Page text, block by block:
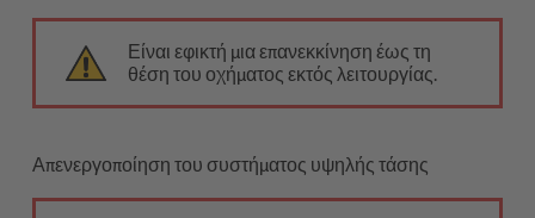
Είναι εφικτή μια επανεκκίνηση έως τη
θέση του οχήματος εκτός λειτουργίας.
Απενεργοποίηση του συστήματος υψηλής τάσης